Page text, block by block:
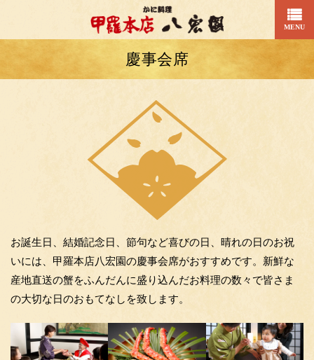
MENU
慶事会席
お誕生日、結婚記念日、節句など喜びの日、晴れの日のお祝
いには、甲羅本店八宏園の慶事会席がおすすめです。新鮮な
産地直送の蟹をふんだんに盛り込んだお料理の数々で皆さま
の大切な日のおもてなしを致します。